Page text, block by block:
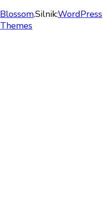
Blossom
Themes
.Silnik:WordPress